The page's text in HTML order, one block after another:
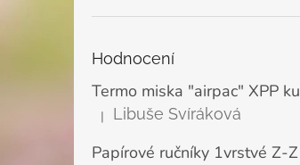
Hodnocení
Hodnocení produktu je 5 z 5 hvězdiček.
| Libuše Svíráková